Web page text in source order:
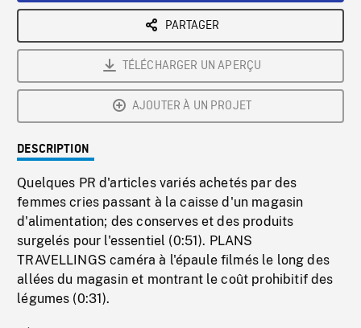
PARTAGER
TÉLÉCHARGER UN APERÇU
AJOUTER À UN PROJET
DESCRIPTION
Quelques PR d'articles variés achetés par des
femmes cries passant à la caisse d'un magasin
d'alimentation; des conserves et des produits
surgelés pour l'essentiel (0:51). PLANS
TRAVELLINGS caméra à l'épaule filmés le long des
allées du magasin et montrant le coût prohibitif des
légumes (0:31).